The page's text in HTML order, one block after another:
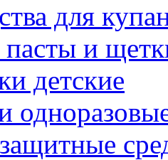
для
и
детские